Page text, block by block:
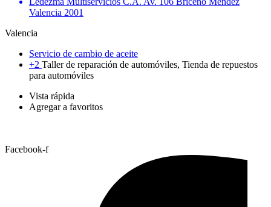
Valencia 2001
Valencia
Servicio de cambio de aceite
+2 Taller de reparación de automóviles, Tienda de repuestos
para automóviles
Vista rápida
Agregar a favoritos
Facebook-f